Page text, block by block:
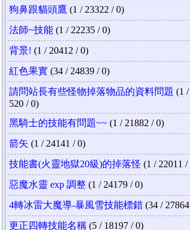
狗鼻跟貓頭鷹 (1 / 23322 / 0)
法師~技能 (1 / 22235 / 0)
背景! (1 / 20412 / 0)
紅色果實 (34 / 24839 / 0)
請問站長有些怪物掉落物品的資料問題 (1
520 / 0)
黑騎士的技能有問題~~ (1 / 21882 / 0)
箭矢 (1 / 24141 / 0)
技能書(火靈地獄20級)的掉落怪 (1 / 22011 /
惡魔水靈 exp 調整 (1 / 24179 / 0)
4轉冰雷大魔導-暴風雪技能標錯 (34 /
更正四轉技能名稱 (5 / 18197 / 0)